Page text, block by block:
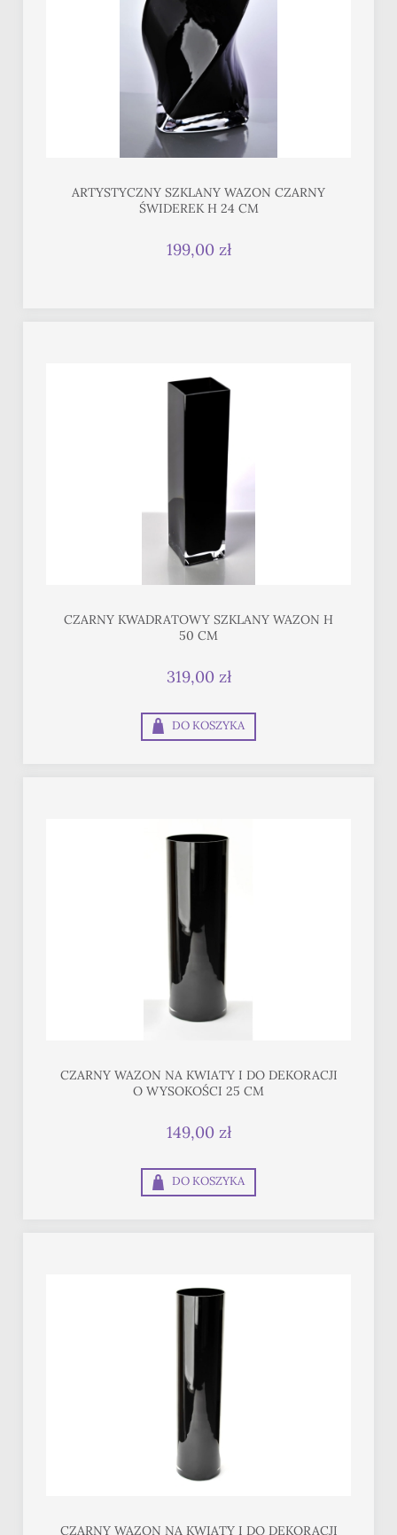
ARTYSTYCZNY SZKLANY WAZON CZARNY
ŚWIDEREK H 24 CM
199,00 zł
CZARNY KWADRATOWY SZKLANY WAZON H
50 CM
319,00 zł
DO KOSZYKA
CZARNY WAZON NA KWIATY I DO DEKORACJI
O WYSOKOŚCI 25 CM
149,00 zł
DO KOSZYKA
CZARNY WAZON NA KWIATY I DO DEKORACJI